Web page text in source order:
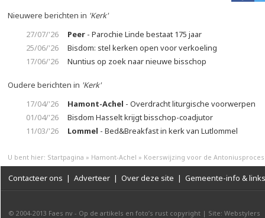
Nieuwere berichten in 'Kerk'
27/07/'26
Peer - Parochie Linde bestaat 175 jaar
25/06/'26
Bisdom: stel kerken open voor verkoeling
17/06/'26
Nuntius op zoek naar nieuwe bisschop
Oudere berichten in 'Kerk'
17/04/'26
Hamont-Achel - Overdracht liturgische voorwerpen
01/04/'26
Bisdom Hasselt krijgt bisschop-coadjutor
11/03/'26
Lommel - Bed&Breakfast in kerk van Lutlommel
U bent hier: Startpagina » Hamont-Achel » Koerswijzing voor de
Contacteer ons | Adverteer | Over deze site | Gemeente-info & links
© 2004-2013 Faes nv - Op de artikels en foto’s rust copyright | Site: Webstylers